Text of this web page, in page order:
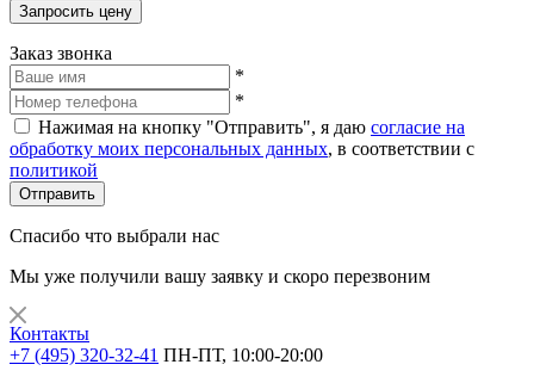
Запросить цену
Заказ звонка
*
*
Нажимая на кнопку "Отправить", я даю согласие на
обработку моих персональных данных, в соответствии с
политикой
Отправить
Спасибо что выбрали нас
Мы уже получили вашу заявку и скоро перезвоним
Контакты
+7 (495) 320-32-41 ПН-ПТ, 10:00-20:00